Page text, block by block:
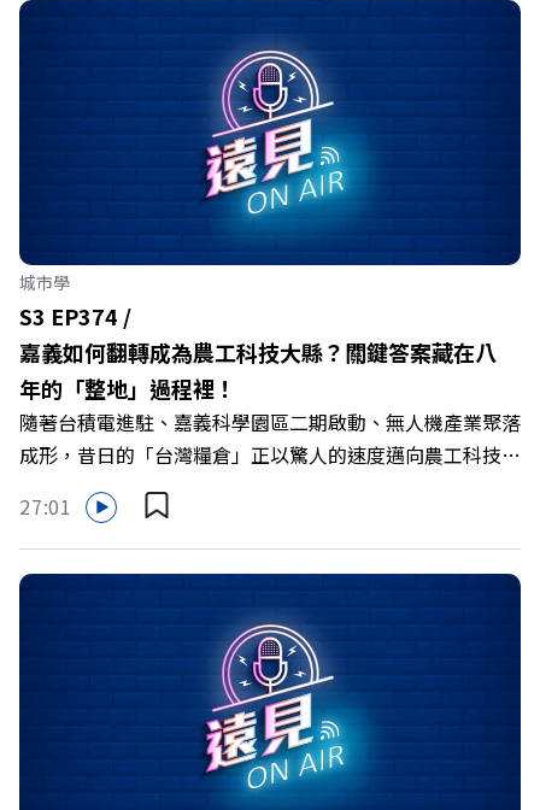
城市學
S3 EP374 /
嘉義如何翻轉成為農工科技大縣？關鍵答案藏在八
年的「整地」過程裡！
隨著台積電進駐、嘉義科學園區二期啟動、無人機產業聚落
成形，昔日的「台灣糧倉」正以驚人的速度邁向農工科技大
縣。在智慧農業、精品農產與「嘉義優鮮」品牌同步升級的
推動下，嘉義縣政府成功打破過往傳統農業縣的侷限，讓返
鄉子弟不僅能「回得來、留得下、活得好」，更為地方累積
迎向黃金十年的發展動能。 本集《遠見ON AIR》邀請嘉義
縣長翁章梁、立法委員蔡易餘、財信傳媒集團董事長謝金
河、紙風車劇團創辦人李永豐、以及嘉義縣人力發展所所長
許喻理。帶你深入剖析《嘉義被看見了》書中收錄的八年轉
型故事，讀懂這段洗天換地的歷程，並共同看見下一個黃金
十年的發展藍圖！ 🔺翁章梁縣長如何攜手團隊，在大牌林
立的科技版圖中搶先卡位亞創中心？🔺品牌如何雙重升級，
27:01